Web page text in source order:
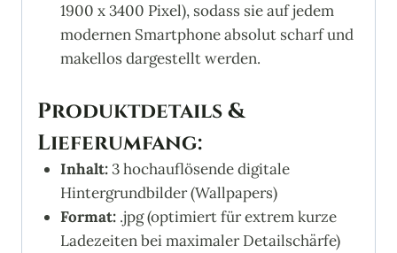
1900 x 3400 Pixel), sodass sie auf jedem
modernen Smartphone absolut scharf und
makellos dargestellt werden.
Produktdetails &
Lieferumfang:
Inhalt:3 hochauflösende digitale
Hintergrundbilder (Wallpapers)
Format:.jpg (optimiert für extrem kurze
Ladezeiten bei maximaler Detailschärfe)